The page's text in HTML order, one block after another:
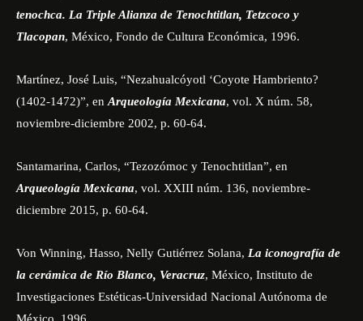
tenochca. La Triple Alianza de Tenochtitlan, Tetzcoco y
Tlacopan, México, Fondo de Cultura Económica, 1996.
Martínez, José Luis, “Nezahualcóyotl ‘Coyote Hambriento?
(1402-1472)”, en Arqueología Mexicana, vol. X núm. 58,
noviembre-diciembre 2002, p. 60-64.
Santamarina, Carlos, “Tezozómoc y Tenochtitlan”, en
Arqueología Mexicana, vol. XXIII núm. 136, noviembre-
diciembre 2015, p. 60-64.
Von Winning, Hasso, Nelly Gutiérrez Solana, La iconografía de
la cerámica de Río Blanco, Veracruz, México, Instituto de
Investigaciones Estéticas-Universidad Nacional Autónoma de